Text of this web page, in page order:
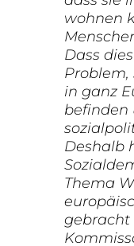
wohnen
Dass
in ganz
befinden
Deshalb
Thema
gebracht